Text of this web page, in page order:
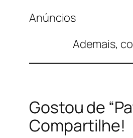
Anúncios
Ademais,
Gostou de
Compartilhe!